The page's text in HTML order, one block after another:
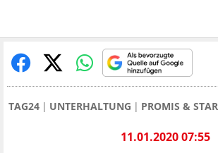
TAG24 UNTERHALTUNG PROMIS &
11.01.2020 07:55